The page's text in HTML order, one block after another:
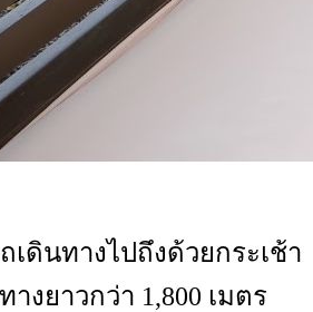
เดินทางไปถึงด้วยกระเช้า
งยาวกว่า 1,800 เมตร